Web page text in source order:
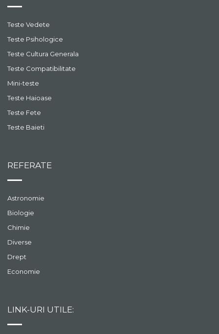
Teste Vedete
Teste Psihologice
Teste Cultura Generala
Teste Compatibilitate
Mini-teste
Teste Haioase
Teste Fete
Teste Baieti
REFERATE
Astronomie
Biologie
Chimie
Diverse
Drept
Economie
LINK-URI UTILE: